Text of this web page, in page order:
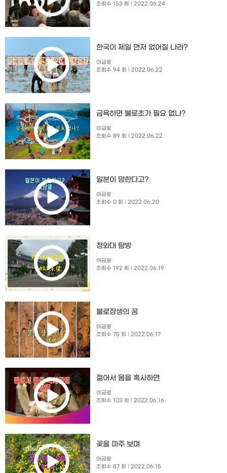
조회수 153 회
| 2022.06.24
한국이 제일 먼저 없어질 나라?
이금로
조회수 94 회
| 2022.06.22
금욕하면 불로초가 필요 없나?
이금로
조회수 89 회
| 2022.06.22
일본이 망한다고?
이금로
조회수 0 회
| 2022.06.20
청와대 탐방
이금로
조회수 192 회
| 2022.06.19
불로장생의 꿈
이금로
조회수 75 회
| 2022.06.17
젊어서 몸을 혹사하면
이금로
조회수 103 회
| 2022.06.16
꽃을 마주 보며
이금로
조회수 87 회
| 2022.06.15